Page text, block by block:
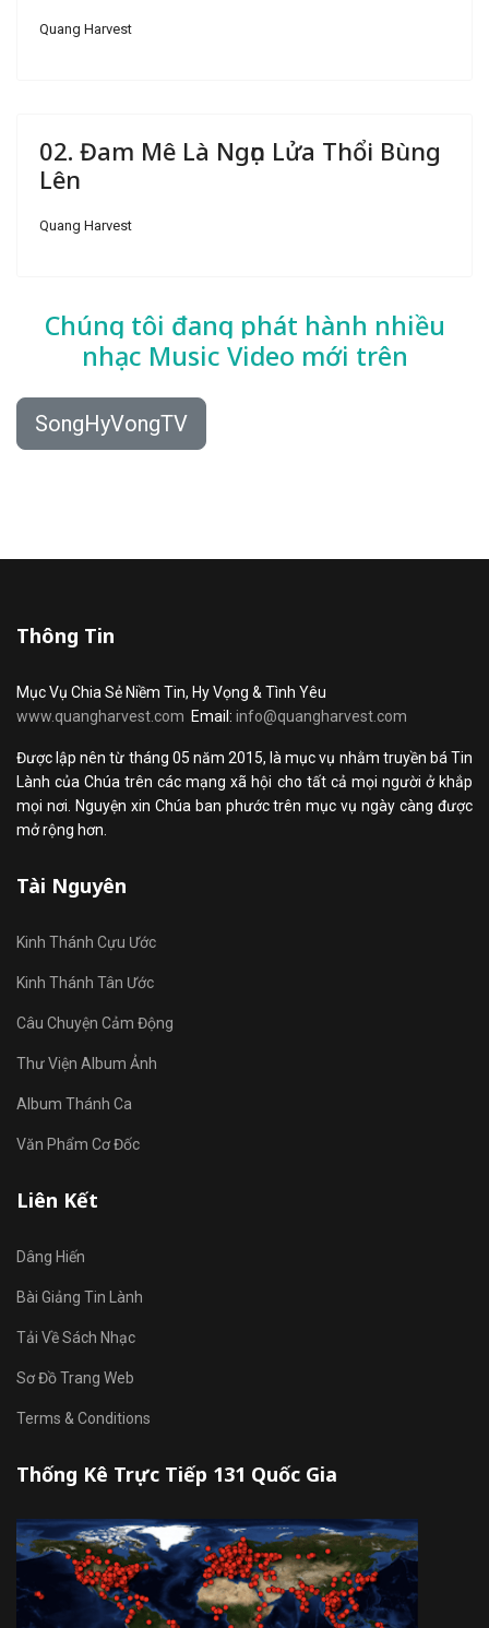
Quang Harvest
02. Đam Mê Là Ngọn Lửa Thổi Bùng
Lên
Quang Harvest
Chúng tôi đang phát hành nhiều
nhạc Music Video mới trên
SongHyVongTV
Thông Tin
Mục Vụ Chia Sẻ Niềm Tin, Hy Vọng & Tình Yêu
www.quangharvest.com Email: info@quangharvest.com
Được lập nên từ tháng 05 năm 2015, là mục vụ nhằm truyền bá Tin
Lành của Chúa trên các mạng xã hội cho tất cả mọi người ở khắp
mọi nơi. Nguyện xin Chúa ban phước trên mục vụ ngày càng được
mở rộng hơn.
Tài Nguyên
Kinh Thánh Cựu Ước
Kinh Thánh Tân Ước
Câu Chuyện Cảm Động
Thư Viện Album Ảnh
Album Thánh Ca
Văn Phẩm Cơ Đốc
Liên Kết
Dâng Hiến
Bài Giảng Tin Lành
Tải Về Sách Nhạc
Sơ Đồ Trang Web
Terms & Conditions
Thống Kê Trực Tiếp 131 Quốc Gia